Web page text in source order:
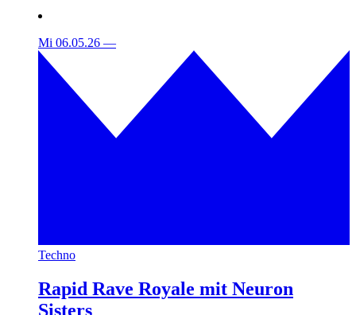
Mi 06.05.26 —
Techno
Rapid Rave Royale mit Neuron
Sisters